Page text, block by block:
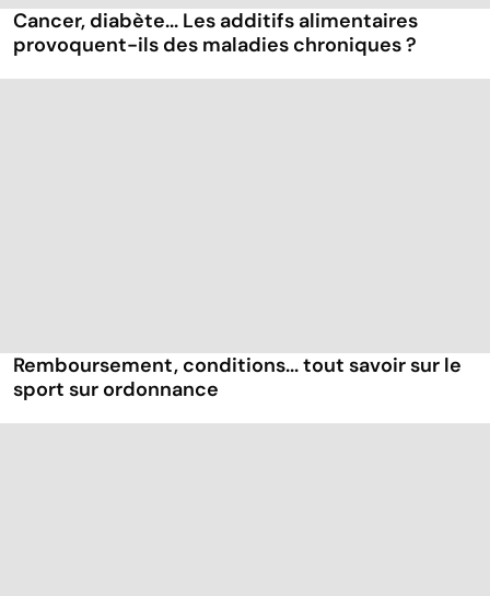
Cancer, diabète... Les additifs alimentaires
provoquent-ils des maladies chroniques ?
Remboursement, conditions... tout savoir sur le
sport sur ordonnance